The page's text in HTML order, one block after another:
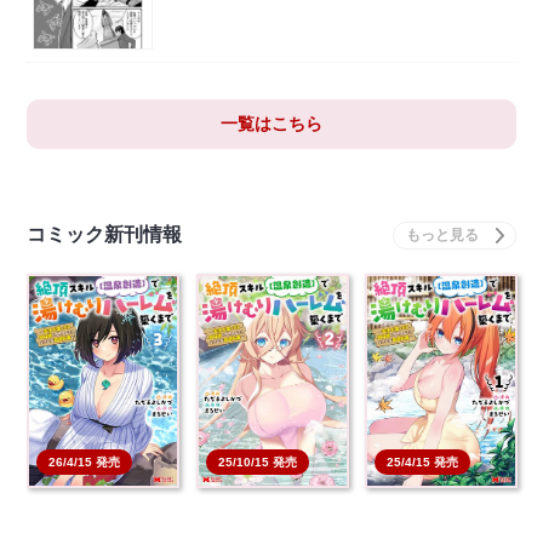
一覧はこちら
コミック新刊情報
26/4/15 発売 25/10/15 発売 25/4/15 発売